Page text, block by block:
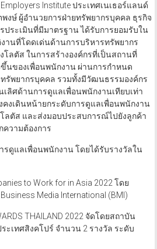
Institute ประเทศเนเธอร์แลนด์
งษ์ ผู้อำนวยการฝ่ายทรัพยากรบุคคล ธุรกิจ
ประเมินที่มีมาตรฐาน ได้รับการยอมรับใน
านที่โดดเด่นด้านการบริหารทรัพยากร
ลตัส ในการสร้างองค์กรที่เป็นสถานที่
นของเพื่อนพนักงาน ผ่านการกำหนด
พยากรบุคคล รวมทั้งมีวัฒนธรรมองค์กร
เลิศด้านการดูแลเพื่อนพนักงานเทียบเท่า
งเดินหน้ายกระดับการดูแลเพื่อนพนักงาน
ลตัส และส่งมอบประสบการณ์ไปยังลูกค้า
ความต้องการ
รดูแลเพื่อนพนักงาน โดยได้รับรางวัลใน
to Work for in Asia 2022 โดย
Media International (BMI)
THAILAND 2022 จัดโดยสถาบัน
ะเทศสิงคโปร์ จำนวน 2 รางวัล ระดับ